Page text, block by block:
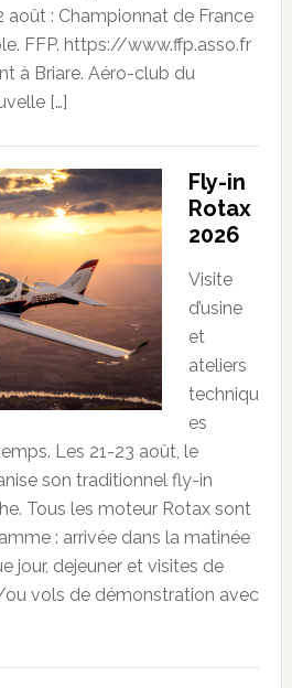
août : Championnat de France
FFP. https://www.ffp.asso.fr
à Briare. Aéro-club du
[…]
Fly-in
Rotax
2026
Visite
d’usine
et
ateliers
techniqu
es
Les 21-23 août, le
son traditionnel fly-in
Tous les moteur Rotax sont
: arrivée dans la matinée
jour, dejeuner et visites de
ou vols de démonstration avec